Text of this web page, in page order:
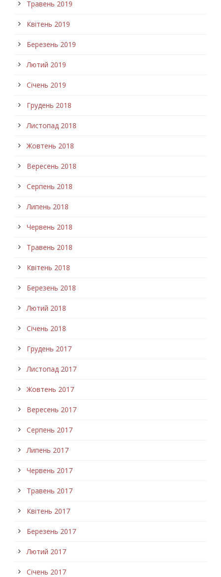
Травень 2019
Квітень 2019
Березень 2019
Лютий 2019
Січень 2019
Грудень 2018
Листопад 2018
Жовтень 2018
Вересень 2018
Серпень 2018
Липень 2018
Червень 2018
Травень 2018
Квітень 2018
Березень 2018
Лютий 2018
Січень 2018
Грудень 2017
Листопад 2017
Жовтень 2017
Вересень 2017
Серпень 2017
Липень 2017
Червень 2017
Травень 2017
Квітень 2017
Березень 2017
Лютий 2017
Січень 2017